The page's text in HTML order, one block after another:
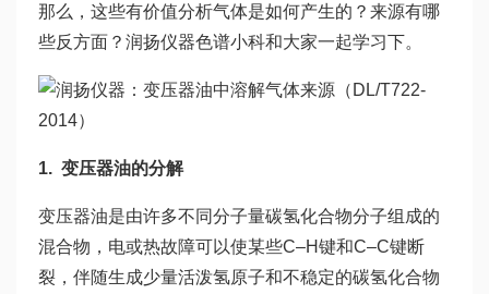
那么，这些有价值分析气体是如何产生的？来源有哪
些反方面？润扬仪器色谱小科和大家一起学习下。
1. 变压器油的分解
变压器油是由许多不同分子量碳氢化合物分子组成的
混合物，电或热故障可以使某些C–H键和C–C键断
裂，伴随生成少量活泼氢原子和不稳定的碳氢化合物